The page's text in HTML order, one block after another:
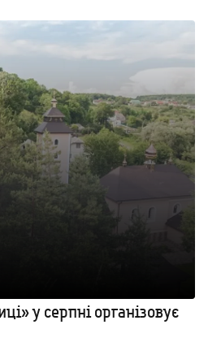
у серпні організовує